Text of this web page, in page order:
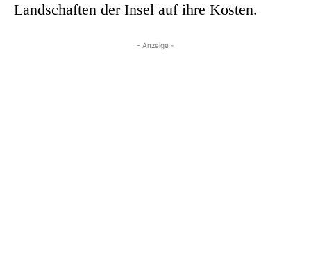
Landschaften der Insel auf ihre Kosten.
- Anzeige -